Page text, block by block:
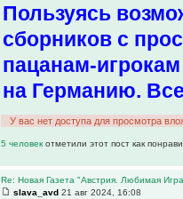
Пользуясь
сборников с
пацанам-
на Германию.
У вас нет доступа для просмотра
5 человек отметили этот пост как
Re: Новая Газета "Австрия. Любимая
slava_avd 21 авг 2024, 16:08